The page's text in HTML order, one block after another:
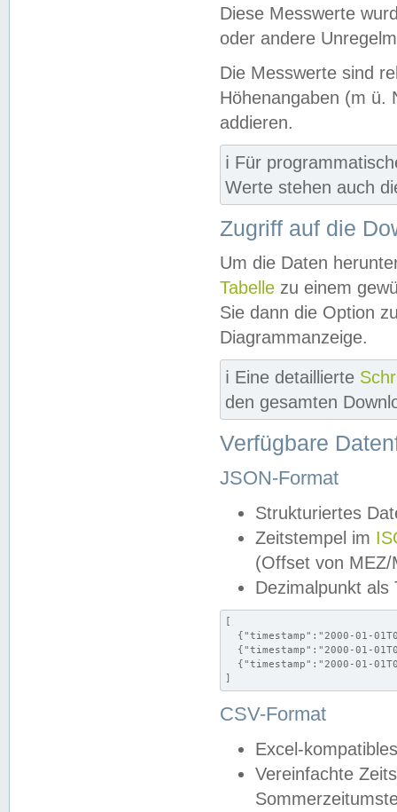
Diese Messwerte
oder andere
Die Messwerte sind
Höhenangaben (m ü.
addieren.
ℹ️ Für
Werte stehen auch
Zugriff auf die
Um die Daten
Tabelle zu einem
Sie dann die Option
Diagrammanzeige.
ℹ️ Eine detaillierte
den gesamten
Verfügbare
JSON-Format
Strukturiertes
Zeitstempel im
(Offset von MEZ/
Dezimalpunkt als
[
{"timestamp":"2000-01-
{"timestamp":"2000-01-
{"timestamp":"2000-01-
]
CSV-Format
Excel-
Vereinfachte